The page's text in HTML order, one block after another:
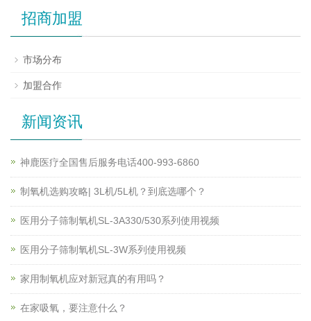
招商加盟
市场分布
加盟合作
新闻资讯
神鹿医疗全国售后服务电话400-993-6860
制氧机选购攻略| 3L机/5L机？到底选哪个？
医用分子筛制氧机SL-3A330/530系列使用视频
医用分子筛制氧机SL-3W系列使用视频
家用制氧机应对新冠真的有用吗？
在家吸氧，要注意什么？